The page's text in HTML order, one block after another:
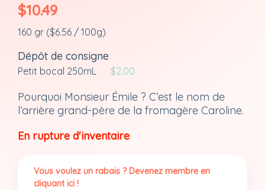
$10.49
160 gr ($6.56 / 100g)
Dépôt de consigne
Petit bocal 250mL $2.00
Pourquoi Monsieur Émile ? C’est le nom de
l’arrière grand-père de la fromagère Caroline.
En rupture d'inventaire
Vous voulez un rabais ? Devenez membre en
cliquant ici !